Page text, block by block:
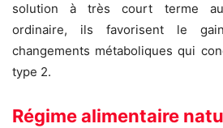
solution à très court terme
ordinaire, ils favorisent le
changements métaboliques qui
type 2.
Régime alimentaire